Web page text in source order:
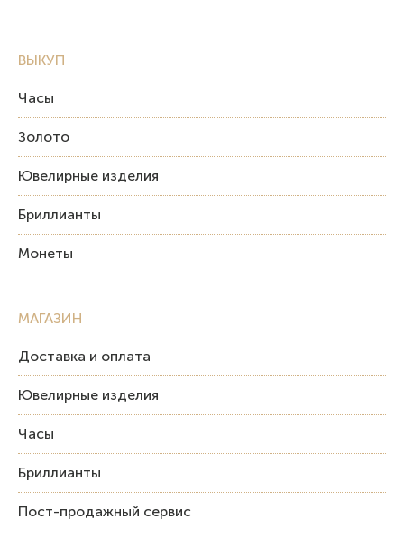
ВЫКУП
Часы
Золото
Ювелирные изделия
Бриллианты
Монеты
МАГАЗИН
Доставка и оплата
Ювелирные изделия
Часы
Бриллианты
Пост-продажный сервис